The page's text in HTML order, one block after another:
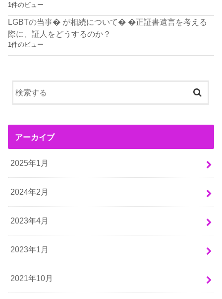
1件のビュー
LGBTの当事� が相続について� �正証書遺言を考える
際に、証人をどうするのか？
1件のビュー
アーカイブ
2025年1月
2024年2月
2023年4月
2023年1月
2021年10月